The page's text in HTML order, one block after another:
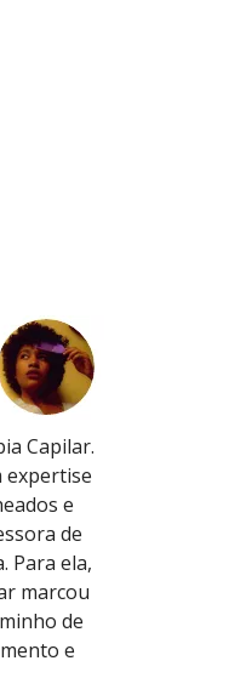
Capilar.
expertise
e
de
Para ela,
marcou
de
e